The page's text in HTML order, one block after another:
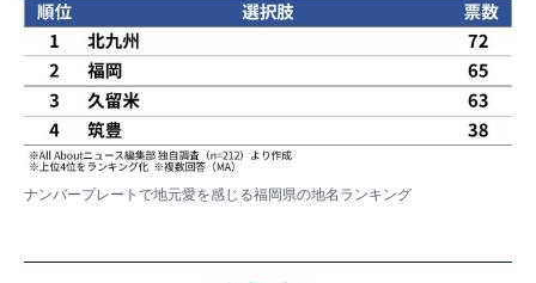
ナンバープレートで地元愛を感じる福岡県の地名ランキング